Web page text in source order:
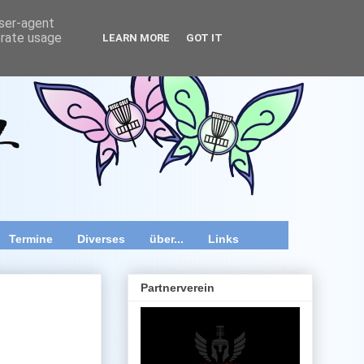
im Raum Wien, Niederösterreich und Burgenland
und diverse Kurztipps.
Termine Diverses über... Links
Partnerverein
agent
usage
LEARN MORE GOT IT